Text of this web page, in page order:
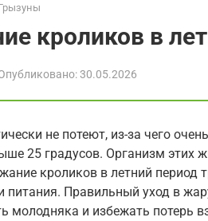
кроликов в
30.05.2026
не потеют, из-за чего
25 градусов. Организм этих
кроликов в летний период
питания. Правильный уход в
молодняка и избежать потерь